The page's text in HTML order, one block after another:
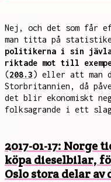
Nej, och det som får
man titta på
politikerna i sin
riktade mot till
(208.3) eller att man
Storbritannien, då
det blir ekonomiskt
folksagrande i ett
2017-01-17:
köpa dieselbilar,
Oslo stora delar av